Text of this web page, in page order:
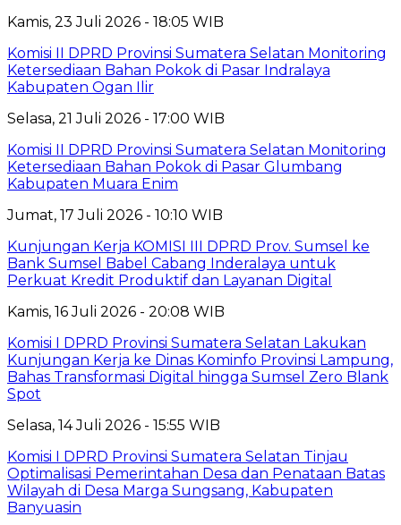
Kamis, 23 Juli 2026 - 18:05 WIB
Komisi II DPRD Provinsi Sumatera Selatan Monitoring
Ketersediaan Bahan Pokok di Pasar Indralaya
Kabupaten Ogan Ilir
Selasa, 21 Juli 2026 - 17:00 WIB
Komisi II DPRD Provinsi Sumatera Selatan Monitoring
Ketersediaan Bahan Pokok di Pasar Glumbang
Kabupaten Muara Enim
Jumat, 17 Juli 2026 - 10:10 WIB
Kunjungan Kerja KOMISI III DPRD Prov. Sumsel ke
Bank Sumsel Babel Cabang Inderalaya untuk
Perkuat Kredit Produktif dan Layanan Digital
Kamis, 16 Juli 2026 - 20:08 WIB
Komisi I DPRD Provinsi Sumatera Selatan Lakukan
Kunjungan Kerja ke Dinas Kominfo Provinsi Lampung,
Bahas Transformasi Digital hingga Sumsel Zero Blank
Spot
Selasa, 14 Juli 2026 - 15:55 WIB
Komisi I DPRD Provinsi Sumatera Selatan Tinjau
Optimalisasi Pemerintahan Desa dan Penataan Batas
Wilayah di Desa Marga Sungsang, Kabupaten
Banyuasin